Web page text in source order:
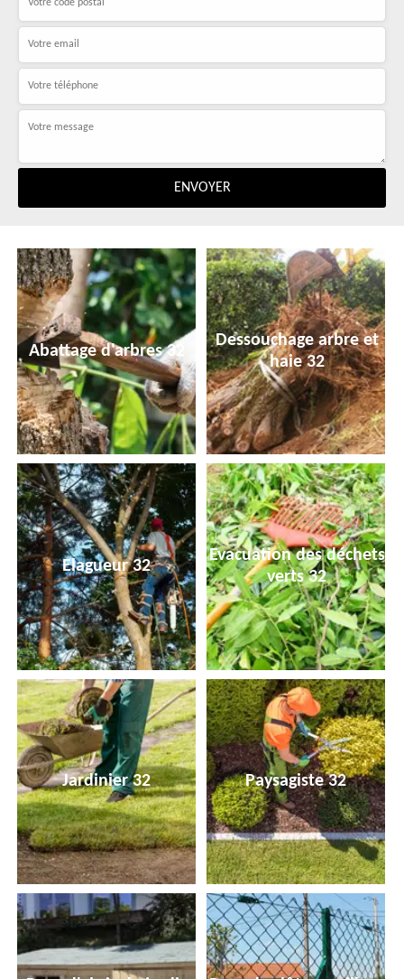
Abattage d'arbres 32
Dessouchage arbre et
haie 32
Elagueur 32
Evacuation des déchets
verts 32
Jardinier 32 Paysagiste 32